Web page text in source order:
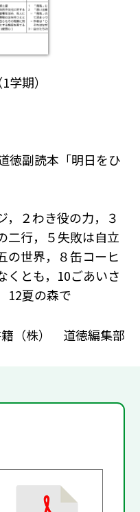
期）
徳副読本「明日をひ
，２わき役の力，３
二行，５失敗は自立
の世界，８缶コーヒ
くとも，10ごあいさ
12夏の森で
籍（株） 道徳編集部